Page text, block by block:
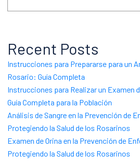
Recent Posts
Instrucciones para Prepararse para un
Rosario: Guía Completa
Instrucciones para Realizar un Examen
Guía Completa para la Población
Análisis de Sangre en la Prevención de
Protegiendo la Salud de los Rosarinos
Examen de Orina en la Prevención de
Protegiendo la Salud de los Rosarinos